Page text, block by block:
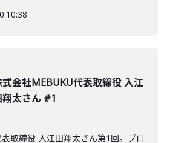
式会社MEBUKU代表取締役 入江
翔太さん #1
取締役 入江田翔太さん第1回。プロ